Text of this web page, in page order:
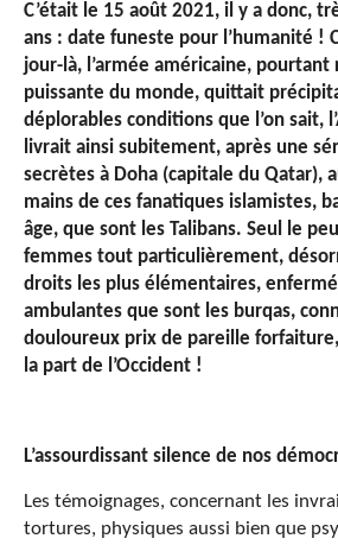
C’était le 15 août 2021, il y a donc,
ans : date funeste pour l’humanité !
jour-là, l’armée américaine,
puissante du monde, quittait
déplorables conditions que l’on sait,
livrait ainsi subitement, après une
secrètes à Doha (capitale du Qatar),
mains de ces fanatiques islamistes,
âge, que sont les Talibans. Seul le
femmes tout particulièrement,
droits les plus élémentaires,
ambulantes que sont les burqas,
douloureux prix de pareille
la part de l’Occident !
L’assourdissant silence de nos
Les témoignages, concernant les
tortures, physiques aussi bien que